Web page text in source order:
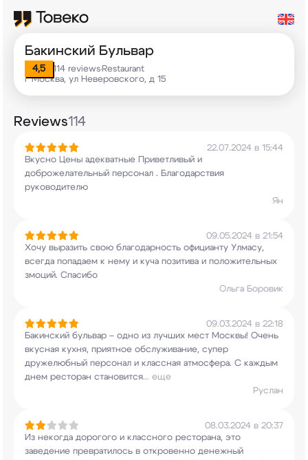
Бакинский Бульвар
4,5 114 reviews•Restaurant
г Москва, ул Неверовского, д 15
Reviews114
22.07.2024 в 15:44
Вкусно Цены адекватные Приветливый и
доброжелательный персонал . Благодарствия
руководителю
Ян
09.05.2024 в 21:54
Хочу выразить свою благодарность официанту Улмасу,
всегда попадаем к нему и куча позитива и положительных
змоций. Спасибо
Ольга Боровик
09.03.2024 в 22:18
Бакинский бульвар – одно из лучших мест Москвы! Очень
вкусная кухня, приятное обслуживание, супер
дружелюбный персонал и классная атмосфера. С каждым
днем ​​ресторан становится... еще
Руслан
08.03.2024 в 20:37
Из некогда дорогого и классного ресторана, это
заведение превратилось в откровенно денежный